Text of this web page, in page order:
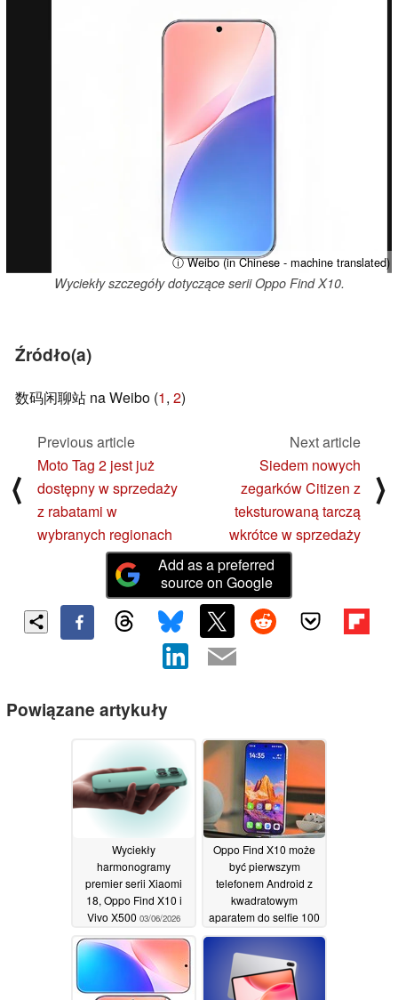
ⓘ Weibo (in Chinese - machine translated)
Wyciekły szczegóły dotyczące serii Oppo Find X10.
Źródło(a)
数码闲聊站 na Weibo (1, 2)
⟨
Previous article
Moto Tag 2 jest już
dostępny w sprzedaży
z rabatami w
wybranych regionach
Next article
Siedem nowych
zegarków Citizen z
teksturowaną tarczą
wkrótce w sprzedaży
⟩
Add as a preferred
source on Google
Powiązane artykuły
Wyciekły
harmonogramy
premier serii Xiaomi
18, Oppo Find X10 i
Vivo X500 03/06/2026
Oppo Find X10 może
być pierwszym
telefonem Android z
kwadratowym
aparatem do selfie 100
MP30/05/2026